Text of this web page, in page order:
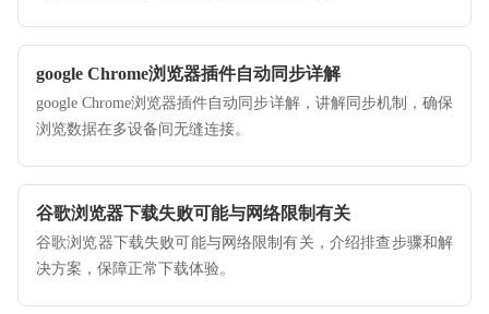
google Chrome浏览器插件自动同步详解
google Chrome浏览器插件自动同步详解，讲解同步机制，确保
浏览数据在多设备间无缝连接。
谷歌浏览器下载失败可能与网络限制有关
谷歌浏览器下载失败可能与网络限制有关，介绍排查步骤和解
决方案，保障正常下载体验。